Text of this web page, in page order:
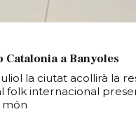
Catalonia a Banyoles
la ciutat acollirà la
folk internacional
món